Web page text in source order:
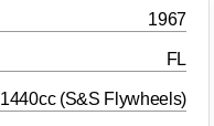
1967
FL
1440cc (S&S Flywheels)